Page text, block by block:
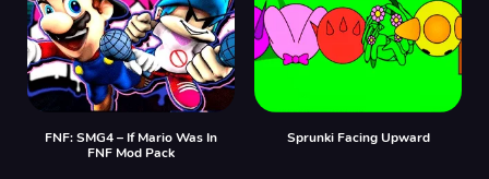
FNF: SMG4 – If Mario Was In
FNF Mod Pack
Sprunki Facing Upward